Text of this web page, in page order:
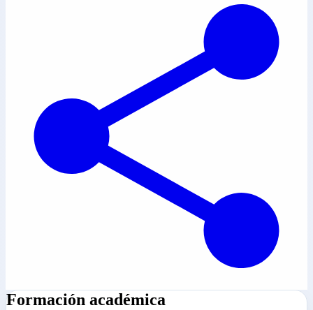
Formación académica